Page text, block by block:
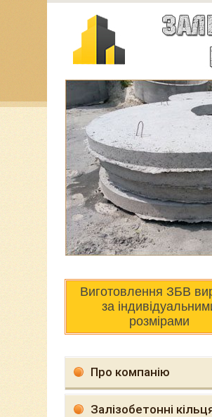
Виготовлення ЗБВ
за
розмірами
Про компанію
Залізобетонні